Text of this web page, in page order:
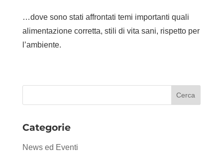
…dove sono stati affrontati temi importanti quali
alimentazione corretta, stili di vita sani, rispetto per
l’ambiente.
Categorie
News ed Eventi